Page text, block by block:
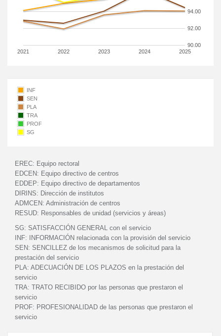
2021 2022 2023 2024 2025
90.00
92.00
94.00
INF
SEN
PLA
TRA
PROF
SG
EREC: Equipo rectoral
EDCEN: Equipo directivo de centros
EDDEP: Equipo directivo de departamentos
DIRINS: Dirección de institutos
ADMCEN: Administración de centros
RESUD: Responsables de unidad (servicios y áreas)
SG: SATISFACCIÓN GENERAL con el servicio
INF:
INFORMACIÓN relacionada con la provisión del servicio
SEN: SENCILLEZ de los mecanismos de solicitud para la
prestación del servicio
PLA: ADECUACIÓN DE LOS PLAZOS en la prestación del
servicio
TRA: TRATO RECIBIDO por las personas que prestaron el
servicio
PROF: PROFESIONALIDAD de las personas que prestaron el
servicio